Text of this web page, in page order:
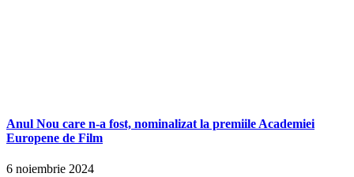
Anul Nou care n-a fost, nominalizat la premiile Academiei
Europene de Film
6 noiembrie 2024